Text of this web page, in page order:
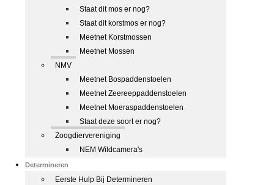
Staat dit mos er nog?
Staat dit korstmos er nog?
Meetnet Korstmossen
Meetnet Mossen
NMV
Meetnet Bospaddenstoelen
Meetnet Zeereeppaddenstoelen
Meetnet Moeraspaddenstoelen
Staat deze soort er nog?
Zoogdiervereniging
NEM Wildcamera's
Determineren
Eerste Hulp Bij Determineren